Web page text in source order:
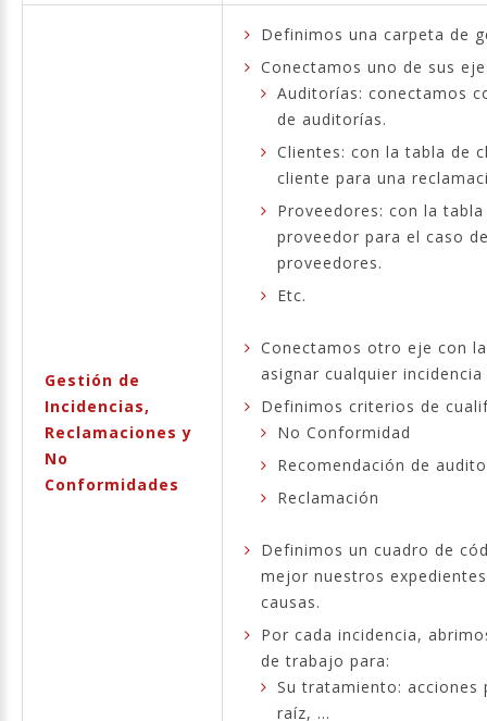
Gestión de
Incidencias,
Reclamaciones y
No
Conformidades
Definimos una carpeta de
Conectamos uno de sus
Auditorías: conectamos
de auditorías.
Clientes: con la tabla de
cliente para una
Proveedores: con la
proveedor para el caso
proveedores.
Etc.
Conectamos otro eje con
asignar cualquier
Definimos criterios de
No Conformidad
Recomendación de
Reclamación
Definimos un cuadro de
mejor nuestros
causas.
Por cada incidencia,
de trabajo para:
Su tratamiento: acciones
raíz, ...